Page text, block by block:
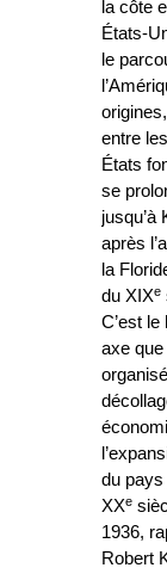
la côte
États-
le
entre
États
se
jusqu’à
après
la
du XIXe
C’est le
axe
du pays
XXe
1936,
Robert